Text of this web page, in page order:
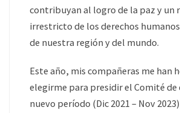
contribuyan al logro de la paz y un
irrestricto de los derechos
de nuestra región y del mundo.
Este año, mis compañeras me han
elegirme para presidir el Comité de
nuevo período (Dic 2021 – Nov